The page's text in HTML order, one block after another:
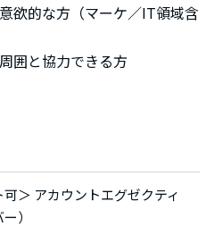
欲的な方（マーケ／IT領域含
囲と協力できる方
＞ アカウントエグゼクティ
）